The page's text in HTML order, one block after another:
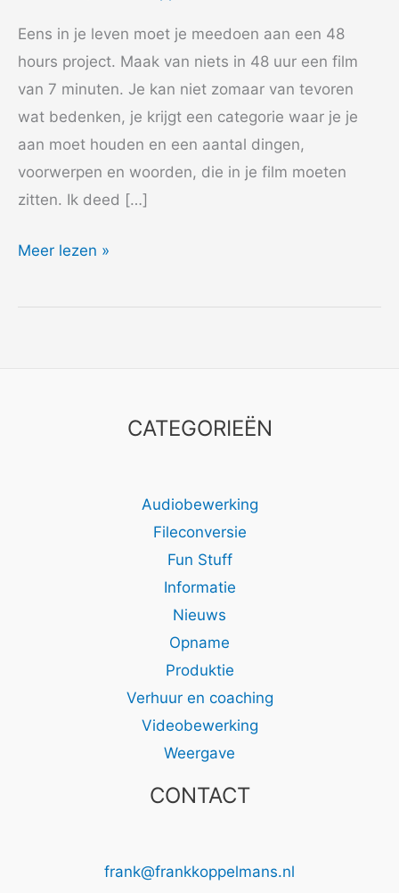
Eens in je leven moet je meedoen aan een 48
hours project. Maak van niets in 48 uur een film
van 7 minuten. Je kan niet zomaar van tevoren
wat bedenken, je krijgt een categorie waar je je
aan moet houden en een aantal dingen,
voorwerpen en woorden, die in je film moeten
zitten. Ik deed […]
2012
Hours
Meer lezen »
CATEGORIEËN
Audiobewerking
Fileconversie
Fun Stuff
Informatie
Nieuws
Opname
Produktie
Verhuur en coaching
Videobewerking
Weergave
CONTACT
frank@frankkoppelmans.nl